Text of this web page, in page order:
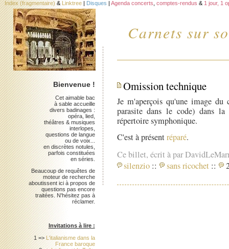
Carnets sur
Index (fragmentaire) & Linktree | Disques | Agenda concerts comptes-rendus & 1 jour, 1
Omission technique
Je m'aperçois qu'une image
parasite dans le code) dans la
répertoire symphonique.
C'est à présentréparé.
Ce billet, écrit à par
silenzio :: sans ricochet ::
Bienvenue !
Cet aimable bac
à sable accueille
divers badinages :
opéra, lied,
théâtres & musiques
interlopes,
questions de langue
ou de voix...
en discrètes notules,
parfois constituées
en séries.
Beaucoup de requêtes de
moteur de recherche
aboutissent ici à propos de
questions pas encore
traitées. N'hésitez pas à
réclamer.
Invitations à lire :
1 => L'italianisme dans la
France baroque